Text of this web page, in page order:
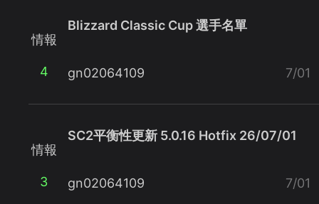
情報
4
Blizzard Classic Cup 選手名單
gn02064109 7/01
情報
3
SC2平衡性更新 5.0.16 Hotfix 26/07/01
gn02064109 7/01